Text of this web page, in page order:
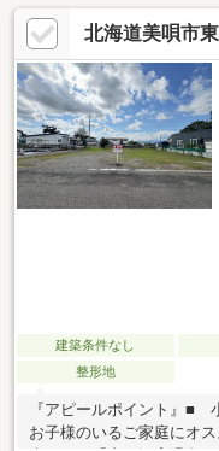
などが徒歩圏内に揃い、
く、通勤・通学やお出か
が身近にありながら、住
宅用地としてはもちろん
討したい方にもおすすめ
♪（TEL:011-790-8100）
北海道美唄市
建築条件なし
整形地
『アピールポイント』■
お子様のいるご家庭にオ